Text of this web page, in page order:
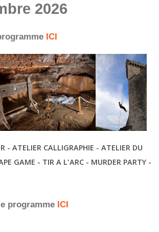
2026
ICI
- ATELIER CALLIGRAPHIE - ATELIER DU
GAME - TIR A L'ARC - MURDER PARTY -
programme ICI